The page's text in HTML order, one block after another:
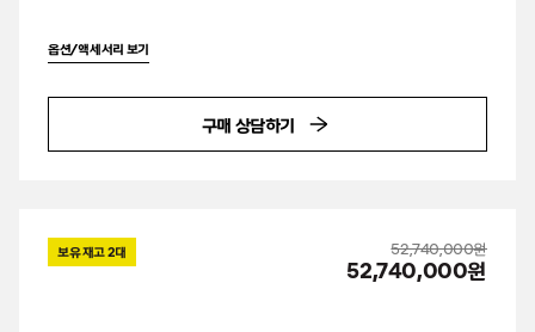
옵션/액세서리 보기
구매 상담하기
보유 재고2대 52,740,000원
52,740,000원